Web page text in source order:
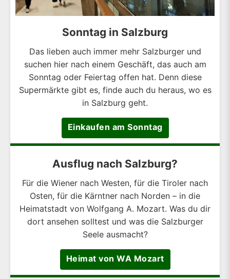
Sonntag in Salzburg
Das lieben auch immer mehr Salzburger und
suchen hier nach einem Geschäft, das auch am
Sonntag oder Feiertag offen hat. Denn diese
Supermärkte gibt es, finde auch du heraus, wo es
in Salzburg geht.
Einkaufen am Sonntag
Ausflug nach Salzburg?
Für die Wiener nach Westen, für die Tiroler nach
Osten, für die Kärntner nach Norden – in die
Heimatstadt von Wolfgang A. Mozart. Was du dir
dort ansehen solltest und was die Salzburger
Seele ausmacht?
Heimat von WA Mozart